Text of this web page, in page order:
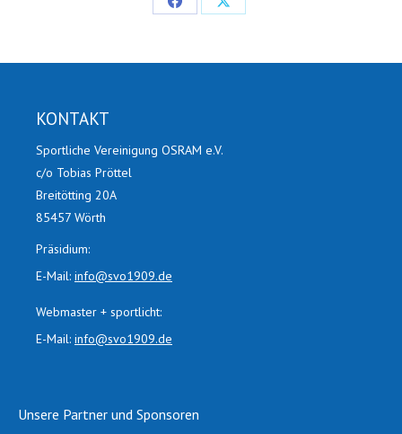
Share
Facebook
Share
X
KONTAKT
Sportliche Vereinigung OSRAM e.V.
c/o Tobias Pröttel
Breitötting 20A
85457 Wörth
Präsidium:
E-Mail: info@svo1909.de
Webmaster + sportlicht:
E-Mail: info@svo1909.de
Unsere Partner und Sponsoren